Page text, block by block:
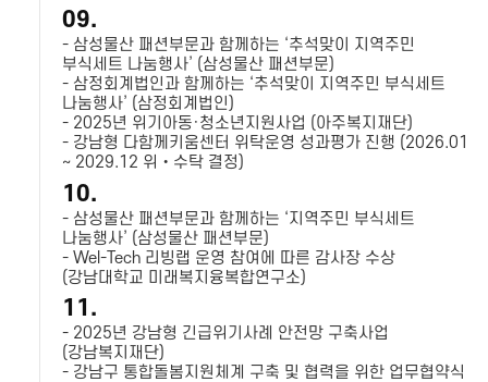
09.
- 삼성물산 패션부문과 함께하는 ‘추석맞이 지역주민
부식세트 나눔행사’ (삼성물산 패션부문)
- 삼정회계법인과 함께하는 ‘추석맞이 지역주민 부식세트
나눔행사’ (삼정회계법인)
- 2025년 위기아동·청소년지원사업 (아주복지재단)
- 강남형 다함께키움센터 위탁운영 성과평가 진행 (2026.01
~ 2029.12 위‧수탁 결정)
10.
- 삼성물산 패션부문과 함께하는 ‘지역주민 부식세트
나눔행사’ (삼성물산 패션부문)
- Wel-Tech 리빙랩 운영 참여에 따른 감사장 수상
(강남대학교 미래복지융복합연구소)
11.
- 2025년 강남형 긴급위기사례 안전망 구축사업
(강남복지재단)
- 강남구 통합돌봄지원체계 구축 및 협력을 위한 업무협약식